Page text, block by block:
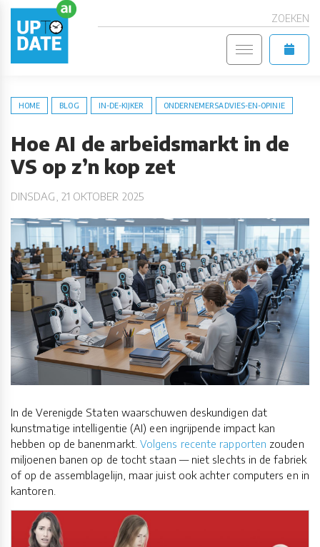
ZOEKEN
HOME BLOG IN-DE-KIJKER ONDERNEMERSADVIES-EN-OPINIE
Hoe AI de arbeidsmarkt in de
VS op z’n kop zet
DINSDAG, 21 OKTOBER 2025
In de Verenigde Staten waarschuwen deskundigen dat
kunstmatige intelligentie (AI) een ingrijpende impact kan
hebben op de banenmarkt.Volgens recente rapporten zouden
miljoenen banen op de tocht staan — niet slechts in de fabriek
of op de assemblagelijn, maar juist ook achter computers en in
kantoren.